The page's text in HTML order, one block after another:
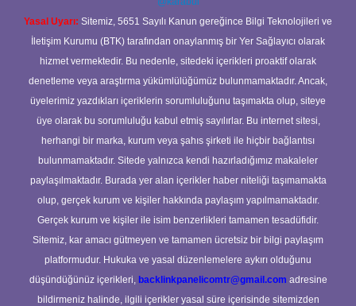
Yasal Uyarı: Sitemiz, 5651 Sayılı Kanun gereğince Bilgi Teknolojileri ve
İletişim Kurumu (BTK) tarafından onaylanmış bir Yer Sağlayıcı olarak
hizmet vermektedir. Bu nedenle, sitedeki içerikleri proaktif olarak
denetleme veya araştırma yükümlülüğümüz bulunmamaktadır. Ancak,
üyelerimiz yazdıkları içeriklerin sorumluluğunu taşımakta olup, siteye
üye olarak bu sorumluluğu kabul etmiş sayılırlar. Bu internet sitesi,
herhangi bir marka, kurum veya şahıs şirketi ile hiçbir bağlantısı
bulunmamaktadır. Sitede yalnızca kendi hazırladığımız makaleler
paylaşılmaktadır. Burada yer alan içerikler haber niteliği taşımamakta
olup, gerçek kurum ve kişiler hakkında paylaşım yapılmamaktadır.
Gerçek kurum ve kişiler ile isim benzerlikleri tamamen tesadüfidir.
Sitemiz, kar amacı gütmeyen ve tamamen ücretsiz bir bilgi paylaşım
platformudur. Hukuka ve yasal düzenlemelere aykırı olduğunu
düşündüğünüz içerikleri, backlinkpanelicomtr@gmail.com adresine
bildirmeniz halinde, ilgili içerikler yasal süre içerisinde sitemizden